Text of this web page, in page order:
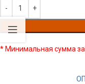
* Минимальная сумма